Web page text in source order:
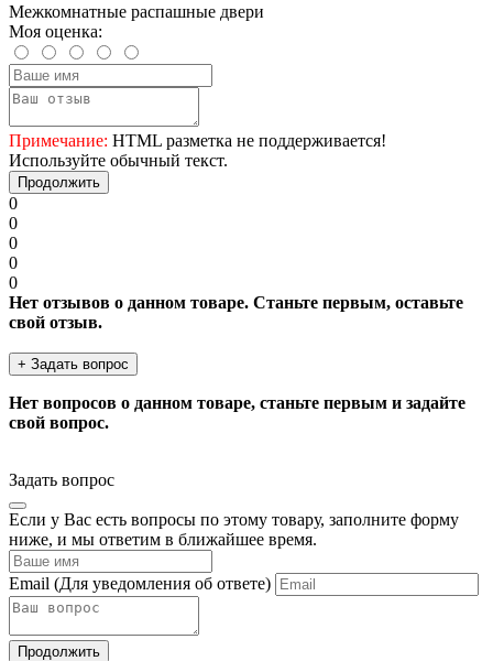
Межкомнатные распашные двери
Моя оценка:
Примечание: HTML разметка не поддерживается!
Используйте обычный текст.
Продолжить
0
0
0
0
0
Нет отзывов о данном товаре. Станьте первым, оставьте
свой отзыв.
+ Задать вопрос
Нет вопросов о данном товаре, станьте первым и задайте
свой вопрос.
Задать вопрос
Если у Вас есть вопросы по этому товару, заполните форму
ниже, и мы ответим в ближайшее время.
Email (Для уведомления об ответе)
Продолжить